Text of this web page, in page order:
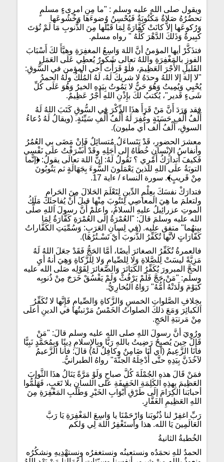
ويقول صلى الله عليه وسلم : "ما مِنِ امرِىءٍ مسلمٍ
تحضُرُهُ صَلاةٌ مَكْتُوبَةٌ فَيُحْسِنُ وُضوءَها وَخُشُوعَها
وَرُكوعَها إلاَّ كانَتْ كَفَّارَةً لِمَا قَبْلَها مِنَ الذُّنوبِ مَا لَمْ تُؤتَ
كَبِيرةٌ وَذَلكَ الدَّهْرَ كُلَّهُ " رواه مسلم.
فتذَكَّرْ أيها المؤمنُ أنَّ اللهَ وَاسِعُ المغفِرَةِ وهيَّأَ لكَ أَسْبَابَ
الفوزِ بالمَغْفِرَةِ واللهُ تعالى شَكورٌ يُعطِي عَلَى العَمَلِ
القَليلِ الأَجْرَ العَظِيمَ، فلَوْ قَرَأْتَ أخي المؤمن في السُّوقِ:
"لا إلهَ إلا اللهُ وحدَهُ لا شريكَ لَهُ، لَهُ المُلْكُ ولَهُ الحمدُ
يُحْيِي وَيُمِيتُ وَهُوَ حَيٌّ لا يَمُوتُ بِيَدِهِ الخيرُ وَهُوَ عَلَى كُلِّ
شَىءٍ قَدير"، يُكتبُ لكَ بإِذْنِ اللهِ أَجْرٌ عَظِيمٌ.
فقد وَرَدَ أَنَّ مَنْ قَرَأَ هذَا الذِّكْرَ فِي السُّوقِ كَتَبَ اللهُ لَهُ
أَلْفُ أَلْفِ حَسَنَةٍ وغُفِرَ لَهُ أَلْفُ أَلْفِ سَيِّئةٍ. (ويقالُ لَهُ دُعاءُ
السوقِ، أَلْفُ أَلف أي مليون).
معشرَ الحضورِ، قَدْ يَتَساءَلُ مُتسائِلٌ فَإِنْ مَضَى بِي العُمُرُ
وأنفاسُ الإِنْسانِ خُطَاهُ إلى أَجَلِهِ وقَدْ أَسْرَفْتُ على نَفْسِي
فَكيفَ أتدارَكُ أَمْرِي ؟ نَقُولُ لَهُ: إنَّ اللهَ تعالَى يقولُ:﴿إنَّما
التوبَةُ علَى اللهِ للذينَ يَعْمَلونَ السُّوءَ بِجَهَالَةٍ ثم يَتُوبُونَ
مِنْ قَريبٍ﴾. سورة النساء / ءاية 17.
فتدارَكْ نفسَكَ بِعِلْمِ الدِّينِ لِتَعْلَمَ الحَلالَ مِنَ الحَرامِ
ولتعلمَ ما هِيَ المعاصِي لِتَتُوبَ مِنْها قبلَ أَنْ يُفاجِئَكَ مَلَكُ
الموتِ عزرائِيلُ عليهِ السلامُ، واعلَمْ أَنَّ رسولَ اللهِ صلَّى
الله عليه وسلمَ قالَ: "العُمْرَةُ إلَى العُمْرَةِ كَفَّارَةٌ لِمَا
بينهُما" متفق عليه. (في لِسانِ العَرَبِ: وَسُمِّيَتِ الكَفَّاراتُ
كَفّارَاتٍ لأنَّها تُكَفِّرُ الذُّنوبَ أَيْ تَسْـتُرُهَا).
فالعمرةُ تُكَفِّرُ الصغائرَ أيضًا، أمَّا الحَجُّ فَقَدْ جعَلَ اللهُ لَهُ
مَزِيَّةً ليسَتْ لِلصَّلاةِ وَلا لِلصِّيامِ وَلا لِلزَّكاةِ وَهِيَ أنهُ أيِ
الحجَّ المبرورَ يُكَفِّرُ الكَبَائرَ وَالصَّغائرَ لِقَوْلِه صَلى الله عليه
وسلم: "مَنْ حَجَّ فَلَمْ يَرْفُثْ وَلَمْ يَفْسُقْ خَرَجَ مِنْ ذُنوبِه
كَيَوْمَ وَلَدَتْهُ أُمُّهُ" رَوَاهُ البُخارِيُّ.
بِخِلافِ الصَّلواتِ الخمسِ وَالزَّكاةِ وَالصِّيامِ فَإِنَّها لا تُكَفِّرُ
الكبائِرَ وَمَعَ ذلكَ الصلواتُ الخَمْسُ مَرْتبتُها في الدينِ أعلَى
مِنْ مَرتبَةِ الحَجِ.
ورُوِيَ أنَّ رسولَ اللهِ صلى الله عليه وسلم قالَ: "مَنْ
قَالَ حِينَ يُصبِحُ رَضِيتُ باللهِ رَبًّا وبالإِسلامِ دِينًا وَبِمُحَمَّدٍ نَبِيًّا
فأَنَا الزَّعِيمُ (أي أنَا ضَامِنٌ وكافِلٌ لَهُ) قالَ: فأنا الزَّعيمُ
لآخُذَنَّ بِيَدِهِ حتَّى أُدْخِلَهُ الجنَّةَ" رواهُ الطبرانيُّ.
فمَنْ قَالَ هذهِ الجُمْلَةَ كُلَّ صباحٍ وَلَوْ مَرَّةً يَنَالُ هذَا الثَّوابَ
العَظِيمَ بِهذِهِ الكَلِمَةِ الخَفِيفَةِ على اللسانِ بلا تَعَبٍ، فَهَلُمُّوا
أحبابَنا الكِرَامَ إلَى طَرْقِ أَبْوَابِ الخَيْرِ وَطَلَبِ المَغْفِرَةِ مِنَ
اللهِ العَظِيمِ الغَفَّارِ.
رَبِّ اغفِرْ لنا ذُنُوبَنا وَارْحَمْنَا يا وَاسِعَ المَغْفِرَةِ يَا رَبَّ
العَالَمِينَ يَا الله. هذا وأستَغْفِرُ اللهَ لِي وَلكم
الخُطبةُ الثانيةُ
الحمدُ للهِ نحمَدُه ونستعينُه ونستغفرُه ونستهْدِيهِ ونشكُرُه